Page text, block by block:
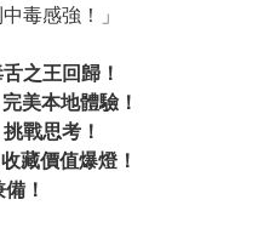
毒感強！」
之王回歸！
美本地體驗！
戰思考！
價值爆燈！
！